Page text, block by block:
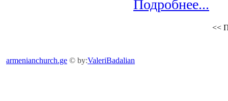
Подробнее...
<<
armenianchurch.ge © by:ValeriBadalian